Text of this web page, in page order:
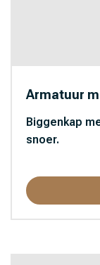
Armatuur
Biggenkap
snoer.